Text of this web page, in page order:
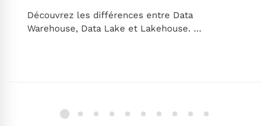
Découvrez les différences entre Data
Warehouse, Data Lake et Lakehouse. …